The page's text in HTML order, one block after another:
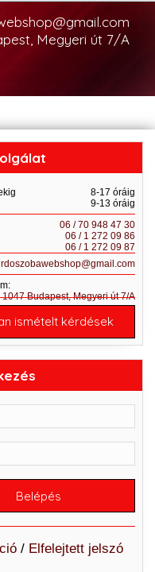
Megyeri út 7/A
8-17 óráig
9-13 óráig
06 / 70 948 47 30
06 / 1 272 09 86
06 / 1 272 09 87
1047 Budapest, Megyeri út 7/A
ismételt kérdések
/ Elfelejtett jelszó